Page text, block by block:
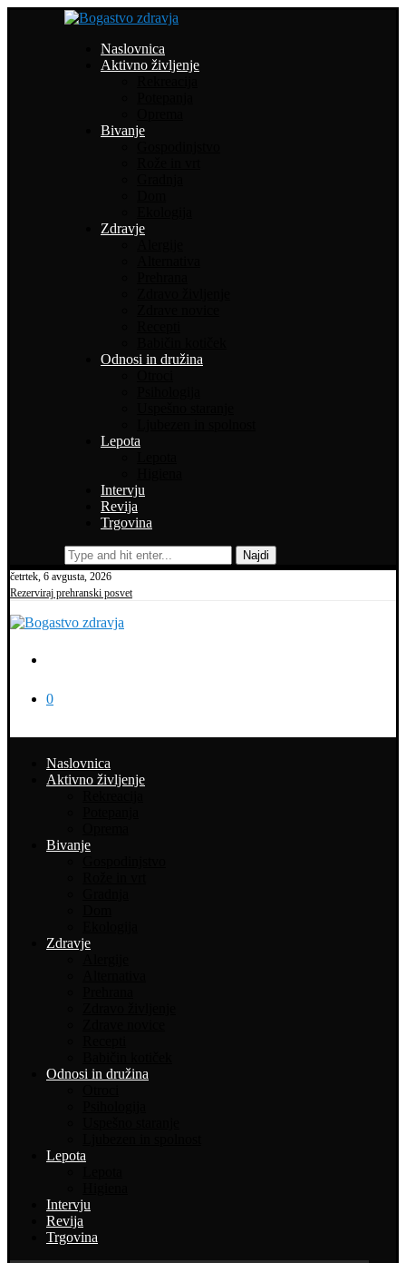
Naslovnica
Aktivno življenje
Bivanje
Zdravje
Odnosi in družina
Lepota
Intervju
Revija
Trgovina
Najdi
četrtek, 6 avgusta, 2026
Rezerviraj prehranski posvet
0
Naslovnica
Aktivno življenje
Bivanje
Zdravje
Odnosi in družina
Lepota
Intervju
Revija
Trgovina